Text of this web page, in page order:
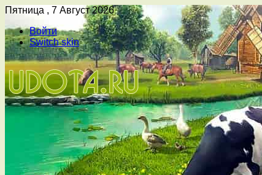
Пятница , 7 Август 2026
Войти
Switch skin